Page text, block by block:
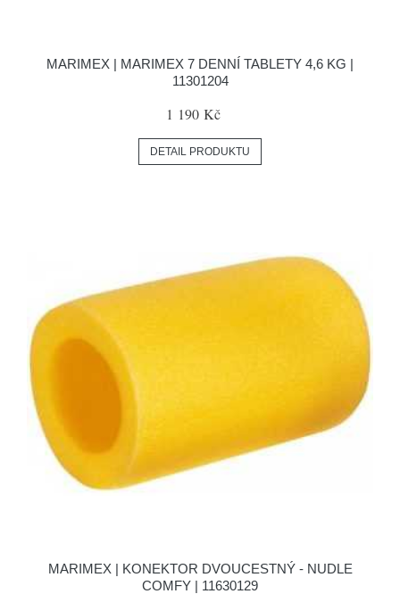
MARIMEX | MARIMEX 7 DENNÍ TABLETY 4,6 KG |
11301204
1 190 Kč
DETAIL PRODUKTU
MARIMEX | KONEKTOR DVOUCESTNÝ - NUDLE
COMFY | 11630129